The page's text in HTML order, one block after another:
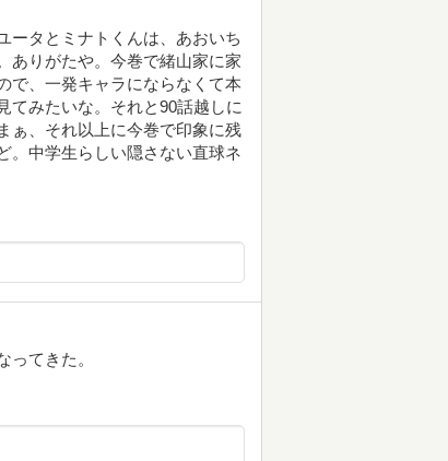
ータとミナトくんは、あおいち
ありがたや。今巻で緒山家に家
で、一発キャラにならなくて本
てみたいな。それと90話越しに
ぁ、それ以上に今巻で印象に残
。中学生らしい隠さない直球ネ
てきた。